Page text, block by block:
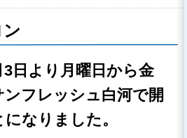
3日より月曜日から金
ンフレッシュ白河で開
なりました。